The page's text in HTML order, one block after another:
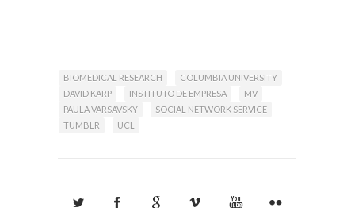
BIOMEDICAL RESEARCH
COLUMBIA UNIVERSITY
DAVID KARP
INSTITUTO DE EMPRESA
MV
PAULA VARSAVSKY
SOCIAL NETWORK SERVICE
TUMBLR
UCL